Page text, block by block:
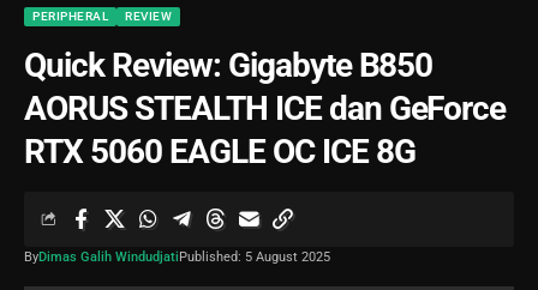
PERIPHERAL REVIEW
Quick Review: Gigabyte B850
AORUS STEALTH ICE dan GeForce
RTX 5060 EAGLE OC ICE 8G
ByDimas Galih WindudjatiPublished: 5 August 2025